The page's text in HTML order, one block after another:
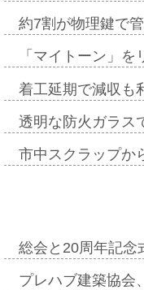
約7割が物理鍵で
「マイトーン」
着工延期で減収も
透明な防火ガラス
市中スクラップか
総会と20周年記
プレハブ建築協会